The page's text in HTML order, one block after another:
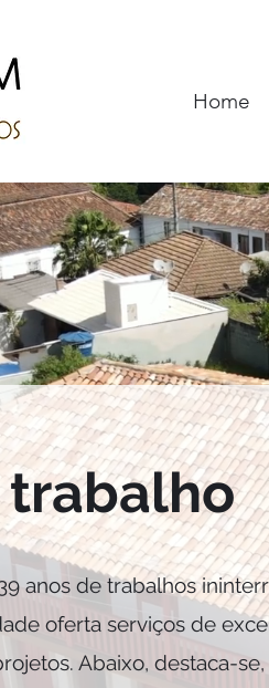
Home
trabalho
anos de trabalhos
oferta serviços de
Abaixo, destaca-